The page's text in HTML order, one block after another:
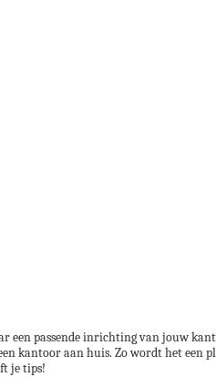
een passende inrichting van jouw
kantoor aan huis. Zo wordt het een
je tips!